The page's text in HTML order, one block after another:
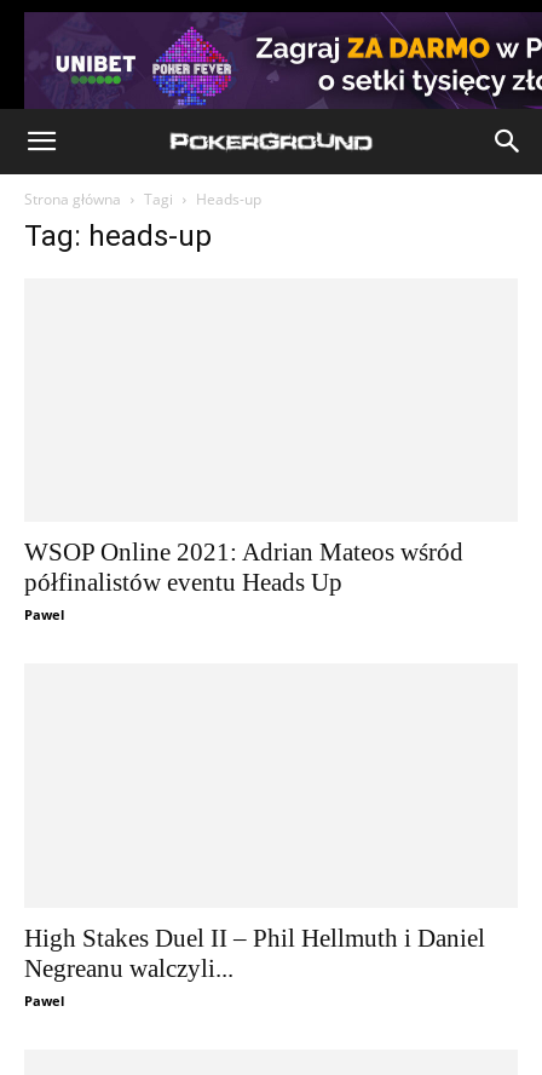
Strona główna Tagi Heads-up
Tag: heads-up
WSOP Online 2021: Adrian Mateos wśród
półfinalistów eventu Heads Up
Pawel
High Stakes Duel II – Phil Hellmuth i Daniel
Negreanu walczyli...
Pawel